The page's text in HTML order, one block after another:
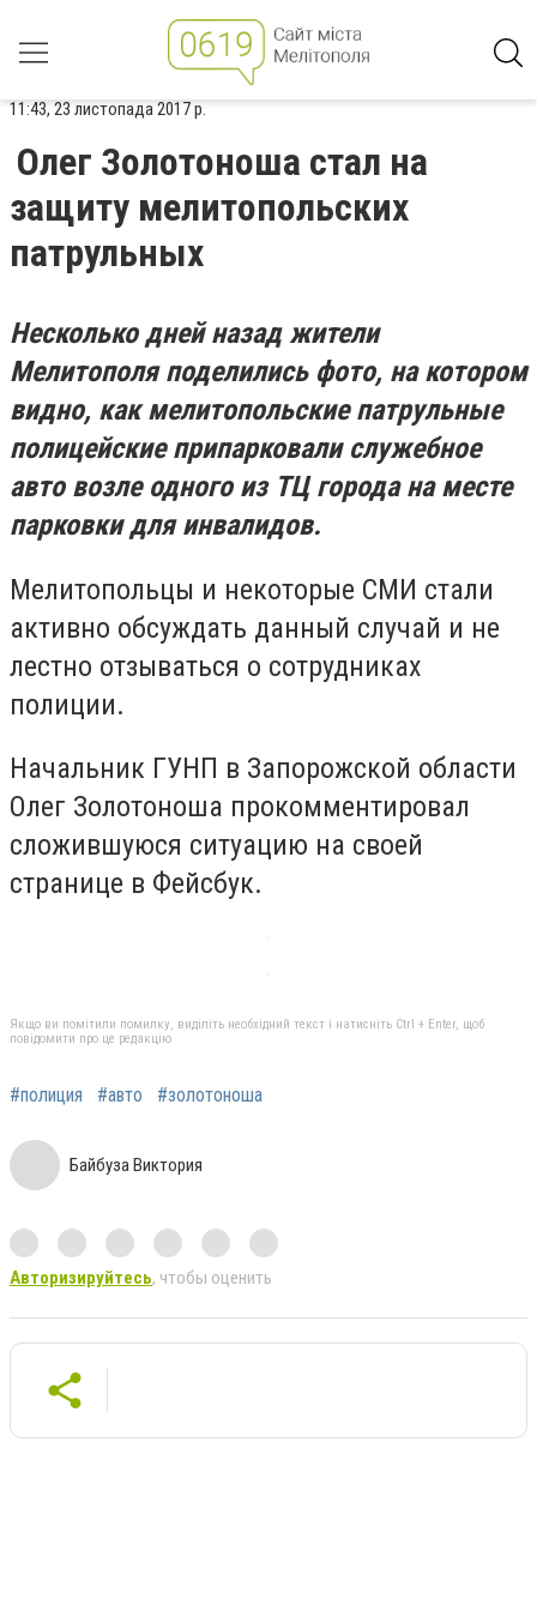
11:43, 23 листопада 2017 р.
Олег Золотоноша стал на
защиту мелитопольских
патрульных
Несколько дней назад жители
Мелитополя поделились фото, на котором
видно, как мелитопольские патрульные
полицейские припарковали служебное
авто возле одного из ТЦ города на месте
парковки для инвалидов.
Мелитопольцы и некоторые СМИ стали
активно обсуждать данный случай и не
лестно отзываться о сотрудниках
полиции.
Начальник ГУНП в Запорожской области
Олег Золотоноша прокомментировал
сложившуюся ситуацию на своей
странице в Фейсбук.
Якщо ви помітили помилку, виділіть необхідний текст і натисніть Ctrl + Enter, щоб
повідомити про це редакцію
#полиция #авто #золотоноша
Байбуза Виктория
Авторизируйтесь, чтобы оценить